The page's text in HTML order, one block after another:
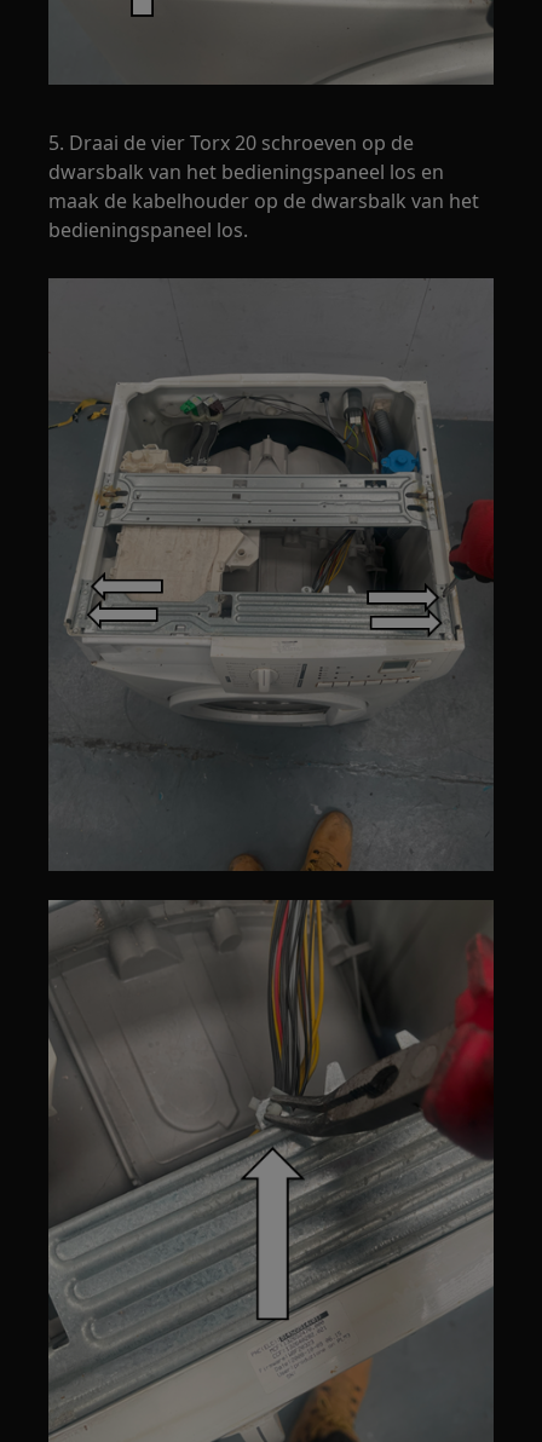
5. Draai de vier Torx 20 schroeven op de
dwarsbalk van het bedieningspaneel los en
maak de kabelhouder op de dwarsbalk van het
bedieningspaneel los.